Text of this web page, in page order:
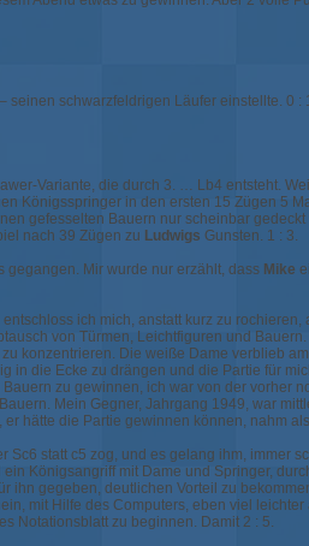
seinen schwarzfeldrigen Läufer einstellte. 0 :
Variante, die durch 3. … Lb4 entsteht.
Königsspringer in den ersten 15 Zügen 5
gefesselten Bauern nur scheinbar
nach 39 Zügen zu Ludwigs Gunsten. 1 : 3.
gegangen. Mir wurde nur erzählt, dass Mike
ich mich, anstatt kurz zu
von Türmen, Leichtfiguren und
konzentrieren. Die weiße Dame verblieb
in die Ecke zu drängen und die Partie für
zu gewinnen, ich war von der vorher
Mein Gegner, Jahrgang 1949, war
hätte die Partie gewinnen können, nahm
statt c5 zog, und es gelang ihm, immer
Königsangriff mit Dame und Springer,
gegeben, deutlichen Vorteil zu
mit Hilfe des Computers, eben viel
Notationsblatt zu beginnen. Damit 2 : 5.